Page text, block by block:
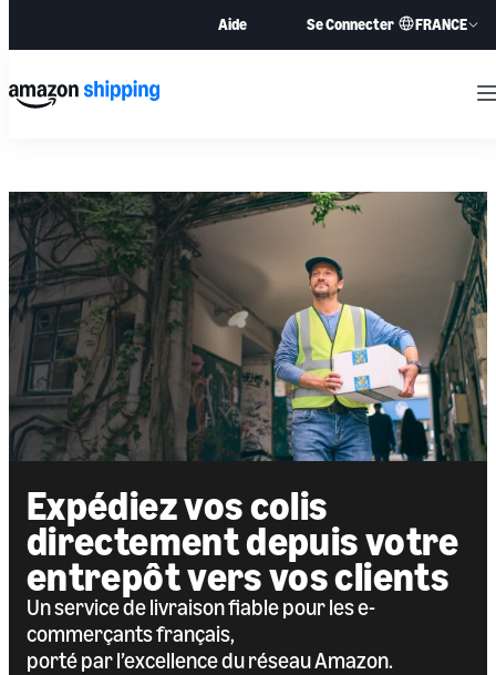
Aide Se Connecter FRANCE
Expédiez vos colis
directement depuis votre
entrepôt vers vos clients
Un service de livraison fiable pour les e-
commerçants français,
porté par l’excellence du réseau Amazon.